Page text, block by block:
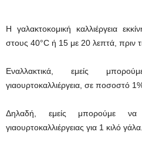
Η γαλακτοκομική καλλιέργεια
στους 40°C ή 15 με 20 λεπτά, πριν
Εναλλακτικά, εμείς
γιαουρτοκαλλιέργεια, σε ποσοστό
Δηλαδή, εμείς μπορούμε
γιαουρτοκαλλιέργειας για 1 κιλό γάλα.